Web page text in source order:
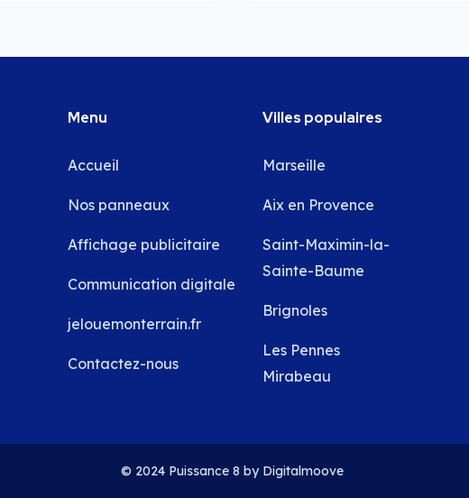
Menu
Accueil
Nos panneaux
Affichage publicitaire
Communication digitale
jelouemonterrain.fr
Contactez-nous
Villes populaires
Marseille
Aix en Provence
Saint-Maximin-la-
Sainte-Baume
Brignoles
Les Pennes
Mirabeau
© 2024 Puissance 8 by Digitalmoove